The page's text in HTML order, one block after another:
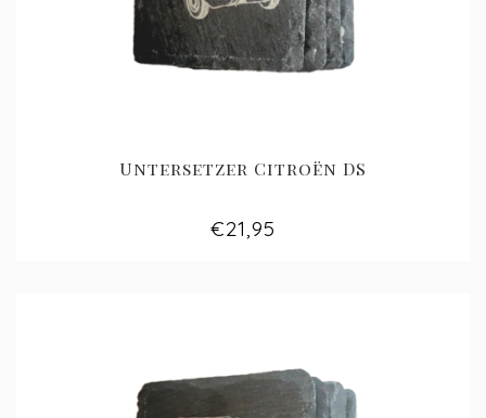
Untersetzer Citroën DS
€21,95